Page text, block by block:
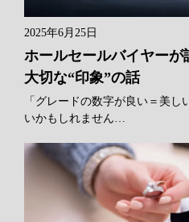
2025年6月25日
ホールセールバイヤーが
大切な“印象”の話
「グレードの数字が良い＝美
いかもしれません…